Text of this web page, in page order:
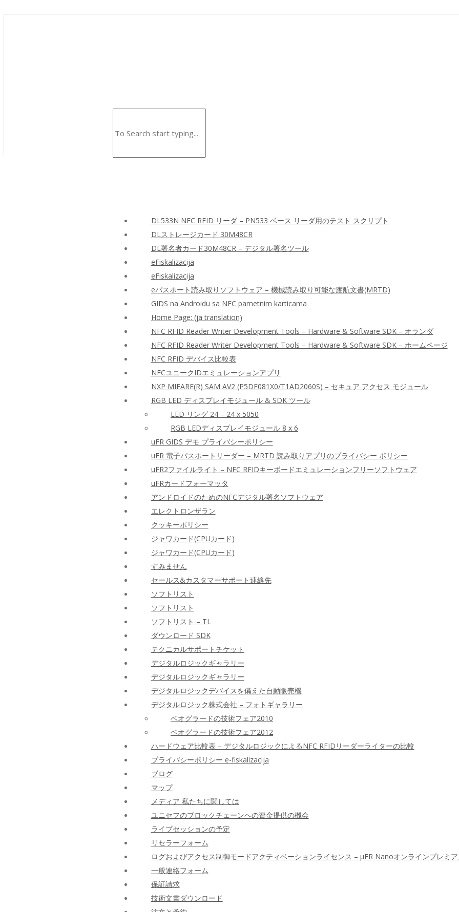
DL533N NFC RFID リーダ – PN533 ベース リーダ用のテスト スクリプト
DLストレージカード 30M48CR
DL署名者カード30M48CR – デジタル署名ツール
eFiskalizacija
eFiskalizacija
eパスポート読み取りソフトウェア – 機械読み取り可能な渡航文書(MRTD)
GIDS na Androidu sa NFC pametnim karticama
Home Page: (ja translation)
NFC RFID Reader Writer Development Tools – Hardware & Software SDK – オランダ
NFC RFID Reader Writer Development Tools – Hardware & Software SDK – ホームページ
NFC RFID デバイス比較表
NFCユニークIDエミュレーションアプリ
NXP MIFARE(R) SAM AV2 (P5DF081X0/T1AD2060S) – セキュア アクセス モジュール
RGB LED ディスプレイモジュール & SDK ツール
LED リング 24 – 24 x 5050
RGB LEDディスプレイモジュール 8 x 6
uFR GIDS デモ プライバシーポリシー
uFR 電子パスポートリーダー – MRTD 読み取りアプリのプライバシー ポリシー
uFR2ファイルライト – NFC RFIDキーボードエミュレーションフリーソフトウェア
uFRカードフォーマッタ
アンドロイドのためのNFCデジタル署名ソフトウェア
エレクトロンザラン
クッキーポリシー
ジャワカード(CPUカード)
ジャワカード(CPUカード)
すみません
セールス&カスタマーサポート連絡先
ソフトリスト
ソフトリスト
ソフトリスト – TL
ダウンロード SDK
テクニカルサポートチケット
デジタルロジックギャラリー
デジタルロジックギャラリー
デジタルロジックデバイスを備えた自動販売機
デジタルロジック株式会社 – フォトギャラリー
ベオグラードの技術フェア2010
ベオグラードの技術フェア2012
ハードウェア比較表 – デジタルロジックによるNFC RFIDリーダーライターの比較
プライバシーポリシー e-fiskalizacija
ブログ
マップ
メディア 私たちに関しては
ユニセフのブロックチェーンへの資金提供の機会
ライブセッションの予定
リセラーフォーム
ログおよびアクセス制御モードアクティベーションライセンス – μFR Nanoオンラインプレミ
一般連絡フォーム
保証請求
技術文書ダウンロード